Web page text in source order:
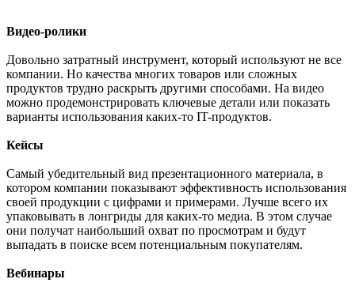
Видео-ролики
Довольно затратный инструмент, который используют не все
компании. Но качества многих товаров или сложных
продуктов трудно раскрыть другими способами. На видео
можно продемонстрировать ключевые детали или показать
варианты использования каких-то IT-продуктов.
Кейсы
Самый убедительный вид презентационного материала, в
котором компании показывают эффективность использования
своей продукции с цифрами и примерами. Лучше всего их
упаковывать в лонгриды для каких-то медиа. В этом случае
они получат наибольший охват по просмотрам и будут
выпадать в поиске всем потенциальным покупателям.
Вебинары